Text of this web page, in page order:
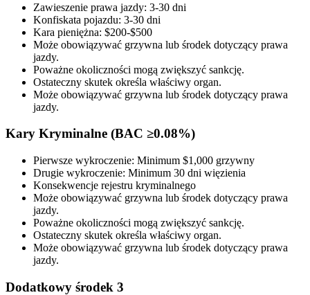
Zawieszenie prawa jazdy: 3-30 dni
Konfiskata pojazdu: 3-30 dni
Kara pieniężna: $200-$500
Może obowiązywać grzywna lub środek dotyczący prawa
jazdy.
Poważne okoliczności mogą zwiększyć sankcję.
Ostateczny skutek określa właściwy organ.
Może obowiązywać grzywna lub środek dotyczący prawa
jazdy.
Kary Kryminalne (BAC ≥0.08%)
Pierwsze wykroczenie: Minimum $1,000 grzywny
Drugie wykroczenie: Minimum 30 dni więzienia
Konsekwencje rejestru kryminalnego
Może obowiązywać grzywna lub środek dotyczący prawa
jazdy.
Poważne okoliczności mogą zwiększyć sankcję.
Ostateczny skutek określa właściwy organ.
Może obowiązywać grzywna lub środek dotyczący prawa
jazdy.
Dodatkowy środek 3